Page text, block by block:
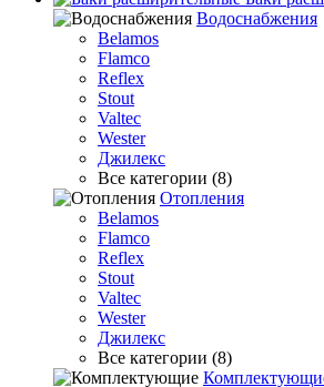
Водоснабжения
Belamos
Flamco
Reflex
Stout
Valtec
Wester
Джилекс
Все категории (8)
Отопления
Belamos
Flamco
Reflex
Stout
Valtec
Wester
Джилекс
Все категории (8)